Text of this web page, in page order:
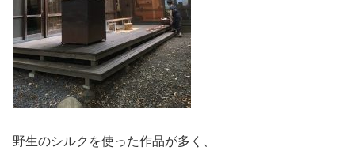
野生のシルクを使った作品が多く、